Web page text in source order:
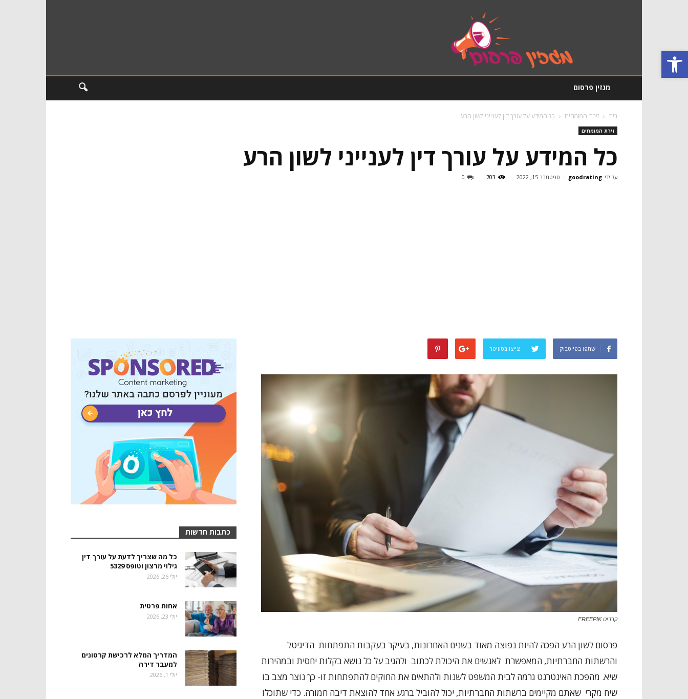
פתח סרגל נגישות
מגזין פרסום
בית זירת המומחים כל המידע על עורך דין לענייני לשון הרע
זירת המומחים
כל המידע על עורך דין לענייני לשון הרע
על ידי goodrating
- ספטמבר 15, 2022 703
0
שתפו בפייסבוק צייצו בטוויטר
קרדיט FREEPIK
פרסום לשון הרע הפכה להיות נפוצה מאוד בשנים האחרונות, בעיקר בעקבות התפתחות הדיגיטל
והרשתות החברתיות, המאפשרת לאנשים את היכולת לכתוב ולהגיב על כל נושא בקלות יחסית ובמהירות
שיא. מהפכת האינטרנט גרמה לבית המשפט לשנות ולהתאים את החוקים להתפתחות זו- כך נוצר מצב בו
שיח מקרי שאתם מקיימים ברשתות החברתיות, יכול להוביל ברגע אחד להוצאת דיבה חמורה. כדי שתוכלו
כתבות חדשות
כל מה שצריך לדעת על עורך דין
גילוי מרצון וטופס 5329
יולי 26, 2026
אחות פרטית
יולי 23, 2026
המדריך המלא לרכישת קרטונים
למעבר דירה
יולי 1, 2026